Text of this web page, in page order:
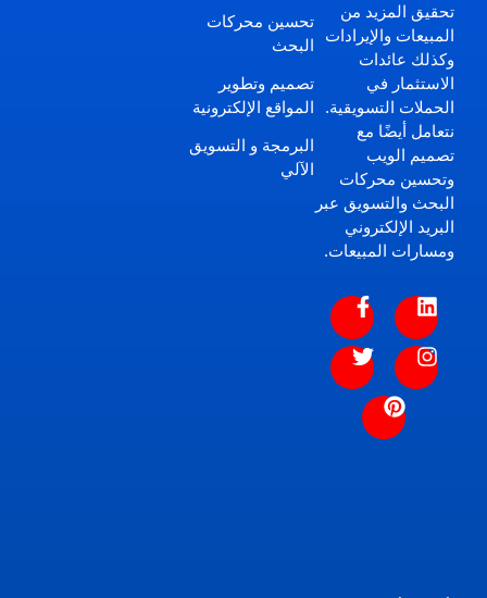
تحقيق المزيد من
المبيعات والإيرادات
وكذلك عائدات
الاستثمار في
الحملات التسويقية.
نتعامل أيضًا مع
تصميم الويب
وتحسين محركات
البحث والتسويق عبر
البريد الإلكتروني
ومسارات المبيعات.
تحسين محركات
البحث
تصميم وتطوير
المواقع الإلكترونية
البرمجة و التسويق
الآلي